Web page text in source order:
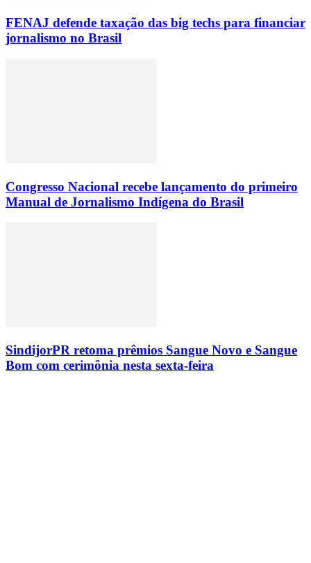
FENAJ defende taxação das big techs para financiar
jornalismo no Brasil
Congresso Nacional recebe lançamento do primeiro
Manual de Jornalismo Indígena do Brasil
SindijorPR retoma prêmios Sangue Novo e Sangue
Bom com cerimônia nesta sexta-feira